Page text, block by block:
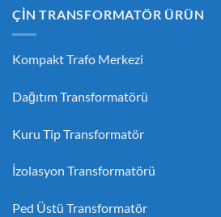
ÇİN TRANSFORMATÖR ÜRÜN
Kompakt Trafo Merkezi
Dağıtım Transformatörü
Kuru Tip Transformatör
İzolasyon Transformatörü
Ped Üstü Transformatör